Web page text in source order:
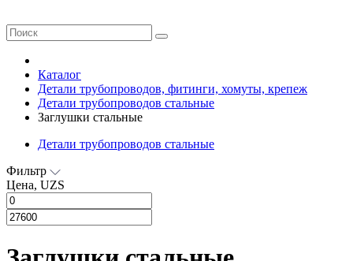
Каталог
Детали трубопроводов, фитинги, хомуты, крепеж
Детали трубопроводов стальные
Заглушки стальные
Детали трубопроводов стальные
Фильтр
Цена, UZS